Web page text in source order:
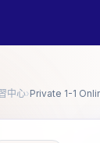
中心›Private 1-1